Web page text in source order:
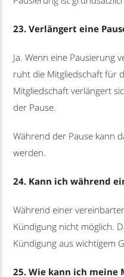
23. Verlängert eine
Ja. Wenn eine Pausierung
ruht die Mitgliedschaft für
Mitgliedschaft verlängert
der Pause.
Während der Pause kann
werden.
24. Kann ich während
Während einer
Kündigung nicht möglich.
Kündigung aus wichtigem
25. Wie kann ich